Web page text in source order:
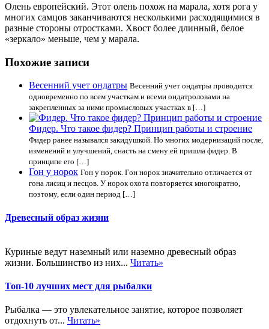
Олень европейский. Этот олень похож на марала, хотя рога у
многих самцов заканчиваются несколькими расходящимися в
разные стороны отростками. Хвост более длинный, белое
«зеркало» меньше, чем у марала.
Похожие записи
Весенний учет ондатры Весенний учет ондатры проводится
одновременно по всем участкам и всеми ондатроловами на
закрепленных за ними промысловых участках в […]
Фидер. Что такое фидер? Принцип работы и строение
Фидер ранее назывался закидушкой. Но многих модернизаций после,
изменений и улучшений, снасть на смену ей пришла фидер. В
принципе его […]
Гон у норок Гон у норок. Гон норок значительно отличается от
гона лисиц и песцов. У норок охота повторяется многократно,
поэтому, если один период […]
Древесный образ жизни
Куриные ведут наземный или наземно древесный образ
жизни. Большинство из них... Читать»
Топ-10 лучших мест для рыбалки
Рыбалка — это увлекательное занятие, которое позволяет
отдохнуть от... Читать»